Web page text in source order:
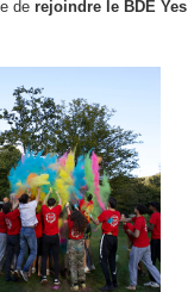
de rejoindre le BDE Yes